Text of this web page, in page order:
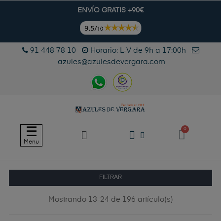
ENVÍO GRATIS +90€
91 448 78 10
Horario: L-V de 9h a 17:00h
azules@azulesdevergara.com
Navegación
de
☰
Menu
FILTRAR
Mostrando 13-24 de 196 artículo(s)